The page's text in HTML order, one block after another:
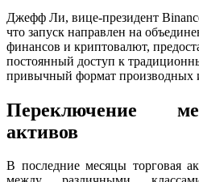
Джефф Ли, вице-президент
что запуск направлен на
финансов и криптовалют,
постоянный доступ к
привычный формат производных
Переключение
активов
В последние месяцы торговая